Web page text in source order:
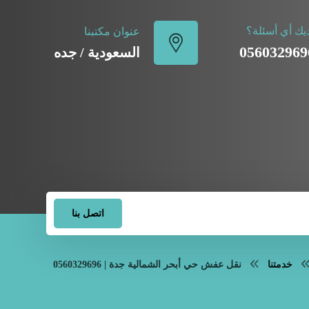
عنوان مكتبنا
السعودية / جده
أي أسئلة؟
اتصل بنا
خدمتنا نقل عفش حي أبحر الشمالية جدة | 0560329696